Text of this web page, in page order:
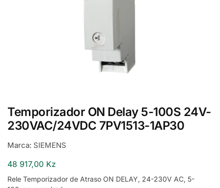
Temporizador ON Delay 5-100S 24V-
230VAC/24VDC 7PV1513-1AP30
Marca: SIEMENS
48 917,00 Kz
Rele Temporizador de Atraso ON DELAY, 24-230V AC, 5-